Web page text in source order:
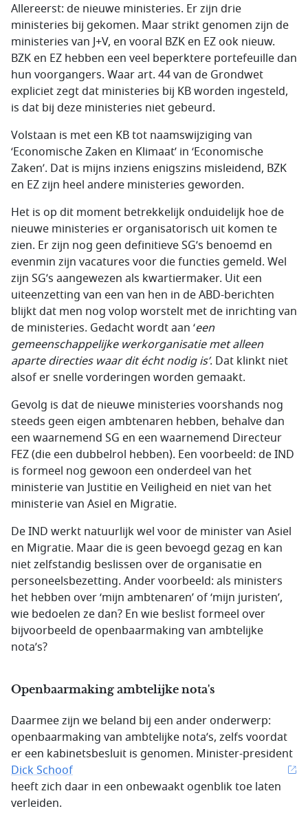
Allereerst: de nieuwe ministeries. Er zijn drie
ministeries bij gekomen. Maar strikt genomen zijn de
ministeries van J+V, en vooral BZK en EZ ook nieuw.
BZK en EZ hebben een veel beperktere portefeuille dan
hun voorgangers. Waar art. 44 van de Grondwet
expliciet zegt dat ministeries bij KB worden ingesteld,
is dat bij deze ministeries niet gebeurd.
Volstaan is met een KB tot naamswijziging van
‘Economische Zaken en Klimaat’ in ‘Economische
Zaken’. Dat is mijns inziens enigszins misleidend, BZK
en EZ zijn heel andere ministeries geworden.
Het is op dit moment betrekkelijk onduidelijk hoe de
nieuwe ministeries er organisatorisch uit komen te
zien. Er zijn nog geen definitieve SG’s benoemd en
evenmin zijn vacatures voor die functies gemeld. Wel
zijn SG’s aangewezen als kwartiermaker. Uit een
uiteenzetting van een van hen in de ABD-berichten
blijkt dat men nog volop worstelt met de inrichting van
de ministeries. Gedacht wordt aan ‘een
gemeenschappelijke werkorganisatie met alleen
aparte directies waar dit écht nodig is’. Dat klinkt niet
alsof er snelle vorderingen worden gemaakt.
Gevolg is dat de nieuwe ministeries voorshands nog
steeds geen eigen ambtenaren hebben, behalve dan
een waarnemend SG en een waarnemend Directeur
FEZ (die een dubbelrol hebben). Een voorbeeld: de IND
is formeel nog gewoon een onderdeel van het
ministerie van Justitie en Veiligheid en niet van het
ministerie van Asiel en Migratie.
De IND werkt natuurlijk wel voor de minister van Asiel
en Migratie. Maar die is geen bevoegd gezag en kan
niet zelfstandig beslissen over de organisatie en
personeelsbezetting. Ander voorbeeld: als ministers
het hebben over ‘mijn ambtenaren’ of ‘mijn juristen’,
wie bedoelen ze dan? En wie beslist formeel over
bijvoorbeeld de openbaarmaking van ambtelijke
nota’s?
Openbaarmaking ambtelijke nota's
Daarmee zijn we beland bij een ander onderwerp:
openbaarmaking van ambtelijke nota’s, zelfs voordat
er een kabinetsbesluit is genomen. Minister-president
Dick Schoof
heeft zich daar in een onbewaakt ogenblik toe laten
verleiden.